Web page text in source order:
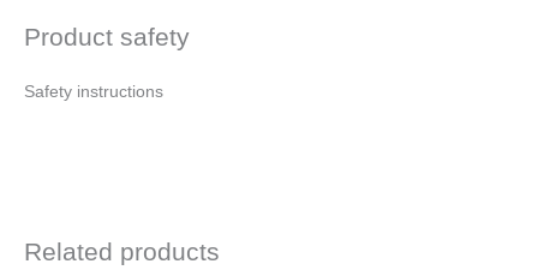
Product safety
Safety instructions
Related products